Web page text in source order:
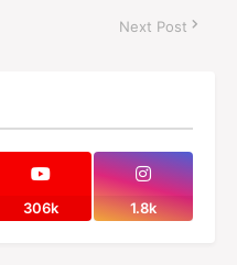
Next Post
306k 1.8k